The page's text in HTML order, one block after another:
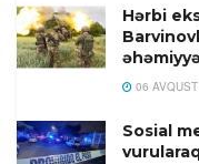
Hərbi
06
Sosial